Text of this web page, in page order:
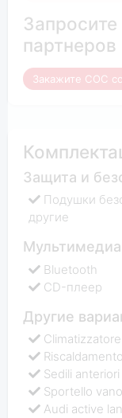
партнеров
Закажите COC
Защита и
Подушки
другие
Мультимедиа
Bluetooth
CD-плеер
Другие
Sedili
Sportello
Audi active